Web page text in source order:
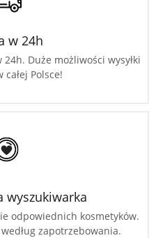
w 24h
Duże możliwości wysyłki
Polsce!
wyszukiwarka
odpowiednich kosmetyków.
zapotrzebowania.